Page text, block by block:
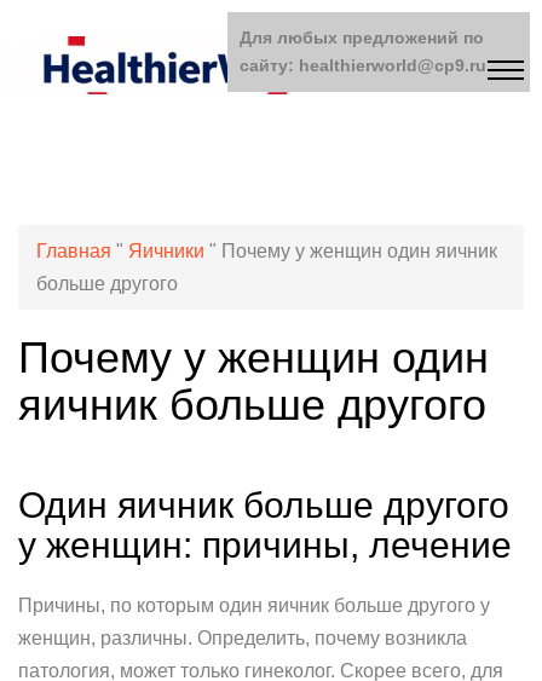
Главная " Яичники " Почему у женщин один яичник
больше другого
Почему у женщин один
яичник больше другого
Один яичник больше другого
у женщин: причины, лечение
Причины, по которым один яичник больше другого у
женщин, различны. Определить, почему возникла
патология, может только гинеколог. Скорее всего, для
Для любых предложений по
сайту: healthierworld@cp9.ru